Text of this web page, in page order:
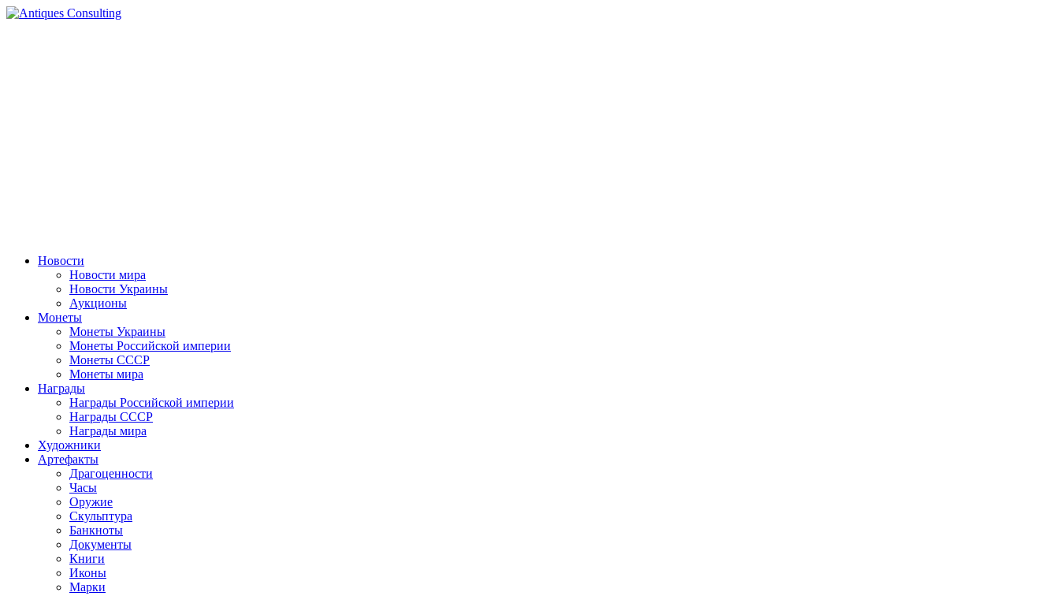
Перейти
Новости
Новости мира
Новости Украины
Аукционы
Монеты
Монеты Украины
Монеты Российской империи
Монеты СССР
Монеты мира
Награды
Награды Российской империи
Награды СССР
Награды мира
Художники
Артефакты
Драгоценности
Часы
Оружие
Скульптура
Банкноты
Документы
Книги
Иконы
Марки